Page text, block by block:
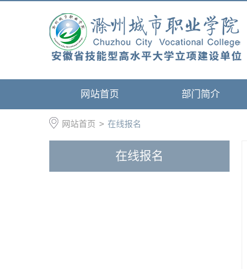
网站首页 部门简介
网站首页 > 在线报名
在线报名